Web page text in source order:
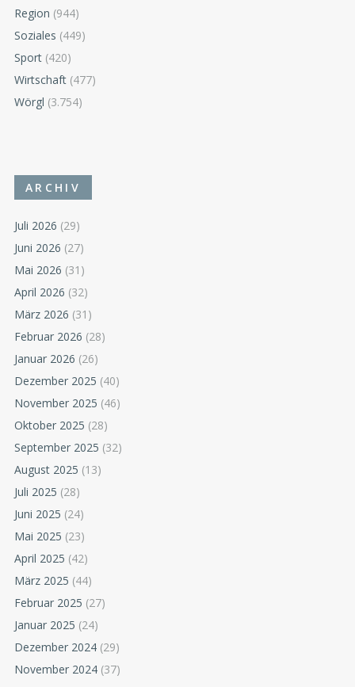
Region (944)
Soziales (449)
Sport (420)
Wirtschaft (477)
Wörgl (3.754)
ARCHIV
Juli 2026 (29)
Juni 2026 (27)
Mai 2026 (31)
April 2026 (32)
März 2026 (31)
Februar 2026 (28)
Januar 2026 (26)
Dezember 2025 (40)
November 2025 (46)
Oktober 2025 (28)
September 2025 (32)
August 2025 (13)
Juli 2025 (28)
Juni 2025 (24)
Mai 2025 (23)
April 2025 (42)
März 2025 (44)
Februar 2025 (27)
Januar 2025 (24)
Dezember 2024 (29)
November 2024 (37)